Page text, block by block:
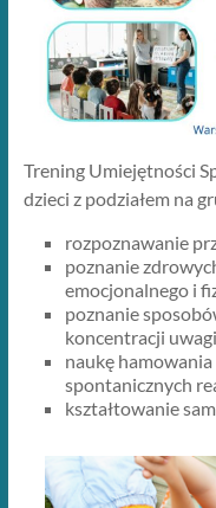
Trening Umiejętności
dzieci z podziałem na
rozpoznawanie
poznanie
emocjonalnego i
poznanie
koncentracji
naukę
spontanicznych
kształtowanie